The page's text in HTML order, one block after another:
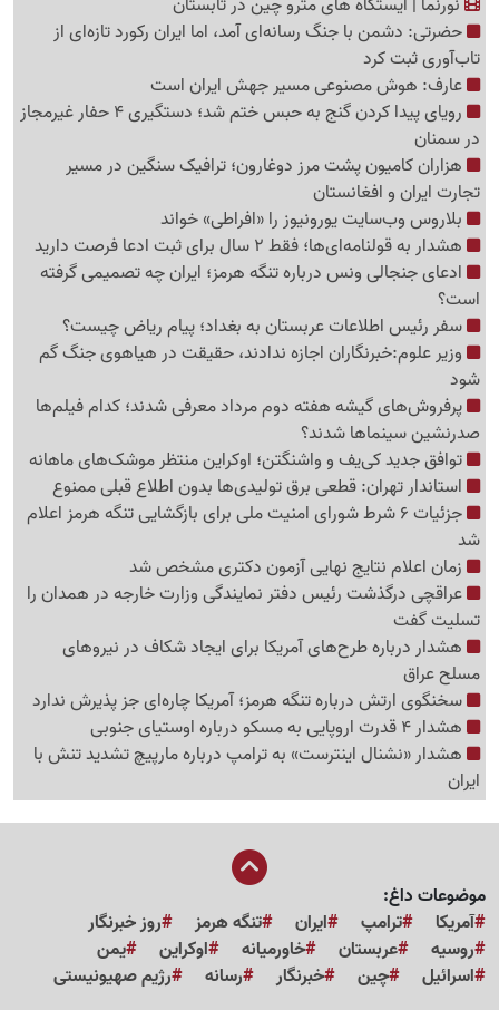
نورنما | ایستگاه های مترو چین در تابستان
حضرتی: دشمن با جنگ رسانه‌ای آمد، اما ایران رکورد تازه‌ای از
تاب‌آوری ثبت کرد
عارف: هوش مصنوعی مسیر جهش ایران است
رویای پیدا کردن گنج به حبس ختم شد؛ دستگیری 4 حفار غیرمجاز
در سمنان
هزاران کامیون پشت مرز دوغارون؛ ترافیک سنگین در مسیر
تجارت ایران و افغانستان
بلاروس وب‌سایت یورونیوز را «افراطی» خواند
هشدار به قولنامه‌ای‌ها؛ فقط 2 سال برای ثبت ادعا فرصت دارید
ادعای جنجالی ونس درباره تنگه هرمز؛ ایران چه تصمیمی گرفته
است؟
سفر رئیس اطلاعات عربستان به بغداد؛ پیام ریاض چیست؟
وزیر علوم:خبرنگاران اجازه ندادند، حقیقت در هیاهوی جنگ گم
شود
پرفروش‌های گیشه هفته دوم مرداد معرفی شدند؛ کدام فیلم‌ها
صدرنشین سینماها شدند؟
توافق جدید کی‌یف و واشنگتن؛ اوکراین منتظر موشک‌های ماهانه
استاندار تهران: قطعی برق تولیدی‌ها بدون اطلاع قبلی ممنوع
جزئیات 6 شرط شورای امنیت ملی برای بازگشایی تنگه هرمز اعلام
شد
زمان اعلام نتایج نهایی آزمون دکتری مشخص شد
عراقچی درگذشت رئیس دفتر نمایندگی وزارت خارجه در همدان را
تسلیت گفت
هشدار درباره طرح‌های آمریکا برای ایجاد شکاف در نیروهای
مسلح عراق
سخنگوی ارتش درباره تنگه هرمز؛ آمریکا چاره‌ای جز پذیرش ندارد
هشدار 4 قدرت اروپایی به مسکو درباره اوستیای جنوبی
هشدار «نشنال اینترست» به ترامپ درباره مارپیچ تشدید تنش با
ایران
موضوعات داغ:
آمریکا
ترامپ ایران تنگه هرمز
روز خبرنگار
روسیه
عربستان خاورمیانه اوکراین
یمن
اسرائیل
چین خبرنگار رسانه رژیم صهیونیستی